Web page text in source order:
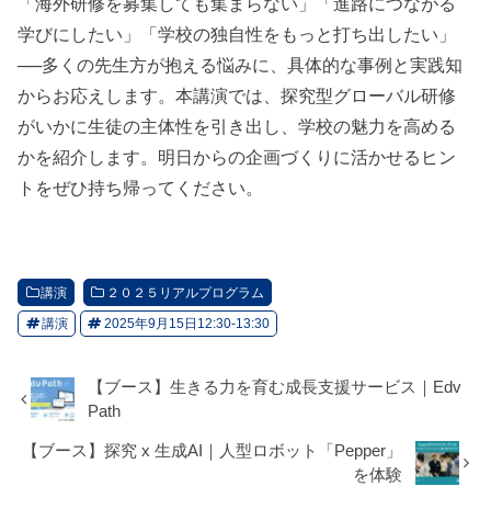
学びにしたい」「学校の独自性をもっと打ち出したい」
──多くの先生方が抱える悩みに、具体的な事例と実践知
からお応えします。本講演では、探究型グローバル研修
がいかに生徒の主体性を引き出し、学校の魅力を高める
かを紹介します。明日からの企画づくりに活かせるヒン
トをぜひ持ち帰ってください。
講演 ２０２５リアルプログラム
講演 2025年9月15日12:30-13:30
【ブース】生きる力を育む成長支援サービス｜Edv
Path
【ブース】探究 x 生成AI｜人型ロボット「Pepper」
を体験